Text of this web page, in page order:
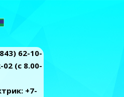
62-10-
02 (c 8.00-
+7-